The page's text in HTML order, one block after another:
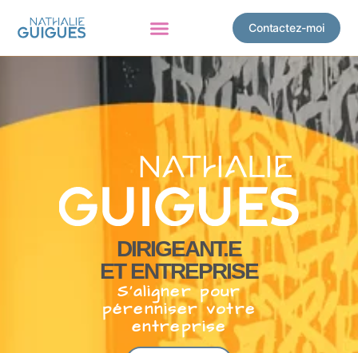
Contactez-moi
DIRIGEANT.E
ET ENTREPRISE
S’aligner pour
pérenniser votre
entreprise